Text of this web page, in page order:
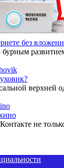
без
верхней
не